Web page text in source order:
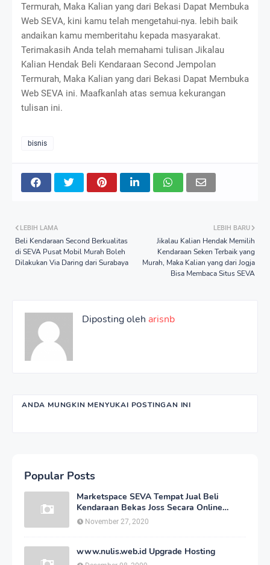
Termurah, Maka Kalian yang dari Bekasi Dapat Membuka
Web SEVA, kini kamu telah mengetahui-nya. lebih baik
andaikan kamu memberitahu kepada masyarakat.
Terimakasih Anda telah memahami tulisan Jikalau
Kalian Hendak Beli Kendaraan Second Jempolan
Termurah, Maka Kalian yang dari Bekasi Dapat Membuka
Web SEVA ini. Maafkanlah atas semua kekurangan
tulisan ini.
bisnis
LEBIH BARU
Jikalau Kalian Hendak Memilih
Kendaraan Seken Terbaik yang
Murah, Maka Kalian yang dari Jogja
Bisa Membaca Situs SEVA
LEBIH LAMA
Beli Kendaraan Second Berkualitas
di SEVA Pusat Mobil Murah Boleh
Dilakukan Via Daring dari Surabaya
Diposting oleh arisnb
ANDA MUNGKIN MENYUKAI POSTINGAN INI
Popular Posts
Marketspace SEVA Tempat Jual Beli
Kendaraan Bekas Joss Secara Online
Dengan Harga Bersahabat
November 27, 2020
www.nulis.web.id Upgrade Hosting